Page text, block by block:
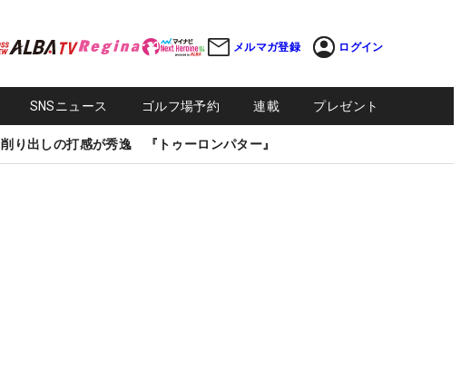
メルマガ登録 ログイン
SNSニュース ゴルフ場予約 連載 プレゼント
削り出しの打感が秀逸 『トゥーロンパター』